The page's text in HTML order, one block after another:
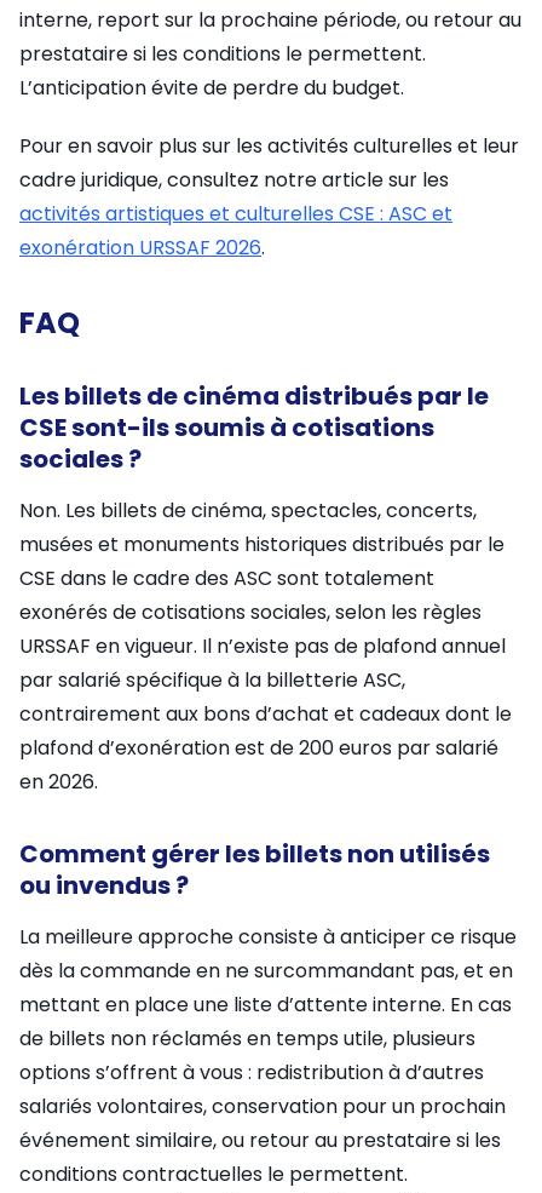
interne, report sur la prochaine période, ou retour au
prestataire si les conditions le permettent.
L’anticipation évite de perdre du budget.
Pour en savoir plus sur les activités culturelles et leur
cadre juridique, consultez notre article sur les
activités artistiques et culturelles CSE : ASC et
exonération URSSAF 2026.
FAQ
Les billets de cinéma distribués par le
CSE sont-ils soumis à cotisations
sociales ?
Non. Les billets de cinéma, spectacles, concerts,
musées et monuments historiques distribués par le
CSE dans le cadre des ASC sont totalement
exonérés de cotisations sociales, selon les règles
URSSAF en vigueur. Il n’existe pas de plafond annuel
par salarié spécifique à la billetterie ASC,
contrairement aux bons d’achat et cadeaux dont le
plafond d’exonération est de 200 euros par salarié
en 2026.
Comment gérer les billets non utilisés
ou invendus ?
La meilleure approche consiste à anticiper ce risque
dès la commande en ne surcommandant pas, et en
mettant en place une liste d’attente interne. En cas
de billets non réclamés en temps utile, plusieurs
options s’offrent à vous : redistribution à d’autres
salariés volontaires, conservation pour un prochain
événement similaire, ou retour au prestataire si les
conditions contractuelles le permettent.